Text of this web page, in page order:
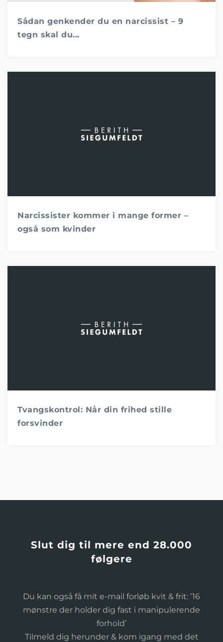
Sådan genkender du en narcissist – 9
tegn skal du...
Narcissister kommer i mange former –
også som kvinder
Tvangskontrol: Når din frihed stille
forsvinder
Slut dig til mere end 28.000
følgere
Du kan også få mit e-mail forløb kvit & frit: ’16
mønstre der holder dig fast i manipulerende
forhold’
Tilmeld dig herunder & kom igang med det